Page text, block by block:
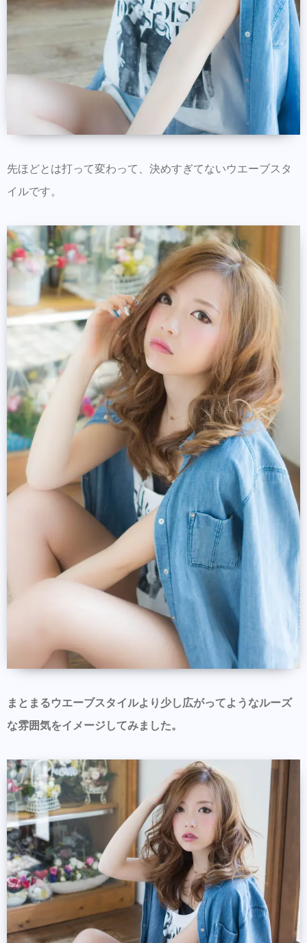
先ほどとは打って変わって、決めすぎてないウエーブスタ
イルです。
まとまるウエーブスタイルより少し広がってようなルーズ
な雰囲気をイメージしてみました。